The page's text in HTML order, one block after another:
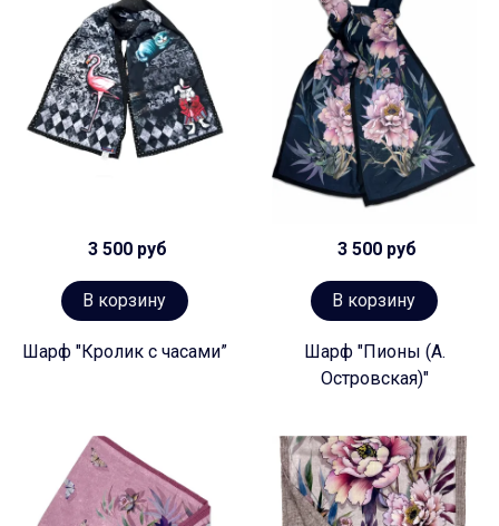
3 500 руб
В корзину
Шарф "Кролик с часами”
3 500 руб
В корзину
Шарф "Пионы (А.
Островская)"